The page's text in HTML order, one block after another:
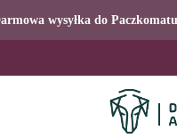
wysyłka do